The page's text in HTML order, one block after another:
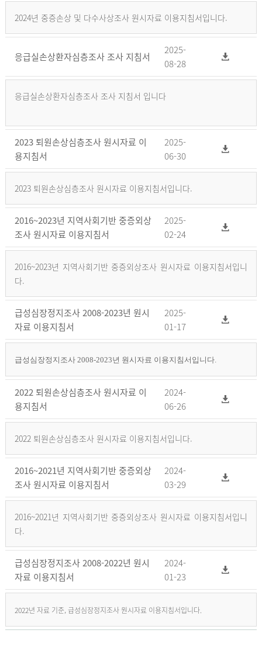
2024년 중증손상 및 다수사상조사 원시자료 이용지침서입니다.
응급실손상환자심층조사 조사 지침서
2025-
08-28
응급실손상환자심층조사 조사 지침서 입니다
2023 퇴원손상심층조사 원시자료 이
용지침서
2025-
06-30
2023 퇴원손상심층조사 원시자료 이용지침서입니다.
2016~2023년 지역사회기반 중증외상
조사 원시자료 이용지침서
2025-
02-24
2016~2023년 지역사회기반 중증외상조사 원시자료 이용지침서입니
다.
급성심장정지조사 2008-2023년 원시
자료 이용지침서
2025-
01-17
급성심장정지조사 2008-2023년 원시자료 이용지침서입니다.
2022 퇴원손상심층조사 원시자료 이
용지침서
2024-
06-26
2022 퇴원손상심층조사 원시자료 이용지침서입니다.
2016~2021년 지역사회기반 중증외상
조사 원시자료 이용지침서
2024-
03-29
2016~2021년 지역사회기반 중증외상조사 원시자료 이용지침서입니
다.
급성심장정지조사 2008-2022년 원시
자료 이용지침서
2024-
01-23
2022년 자료 기준, 급성심장정지조사 원시자료 이용지침서입니다.